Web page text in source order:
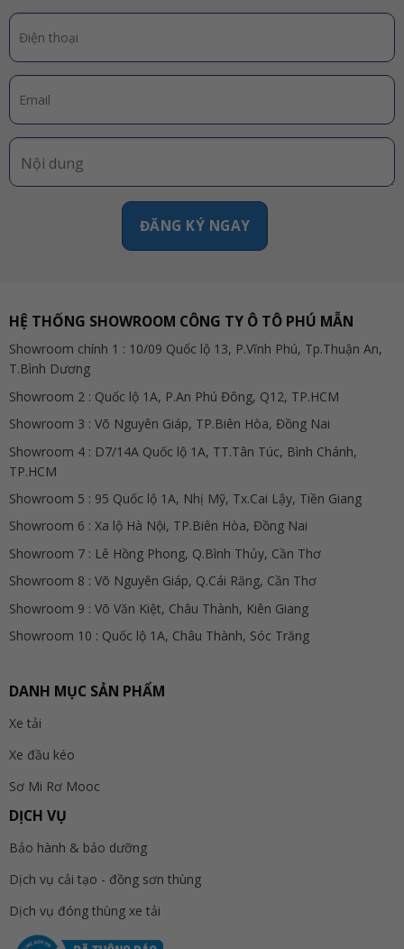
HỆ THỐNG SHOWROOM CÔNG TY Ô TÔ PHÚ MẪN
Showroom chính 1 : 10/09 Quốc lộ 13, P.Vĩnh Phú, Tp.Thuận An,
T.Bình Dương
Showroom 2 : Quốc lộ 1A, P.An Phú Đông, Q12, TP.HCM
Showroom 3 : Võ Nguyên Giáp, TP.Biên Hòa, Đồng Nai
Showroom 4 : D7/14A Quốc lộ 1A, TT.Tân Túc, Bình Chánh,
TP.HCM
Showroom 5 : 95 Quốc lộ 1A, Nhị Mỹ, Tx.Cai Lậy, Tiền Giang
Showroom 6 : Xa lộ Hà Nội, TP.Biên Hòa, Đồng Nai
Showroom 7 : Lê Hồng Phong, Q.Bình Thủy, Cần Thơ
Showroom 8 : Võ Nguyên Giáp, Q.Cái Răng, Cần Thơ
Showroom 9 : Võ Văn Kiệt, Châu Thành, Kiên Giang
Showroom 10 : Quốc lộ 1A, Châu Thành, Sóc Trăng
DANH MỤC SẢN PHẨM
Xe tải
Xe đầu kéo
Sơ Mi Rơ Mooc
DỊCH VỤ
Bảo hành & bảo dưỡng
Dịch vụ cải tạo - đồng sơn thùng
Dịch vụ đóng thùng xe tải